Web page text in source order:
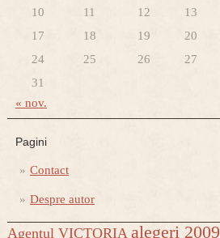
10
11 12 13
17
18 19 20
24
25 26 27
31
« nov.
Pagini
Contact
Despre autor
Agentul VICTORIA alegeri 2009